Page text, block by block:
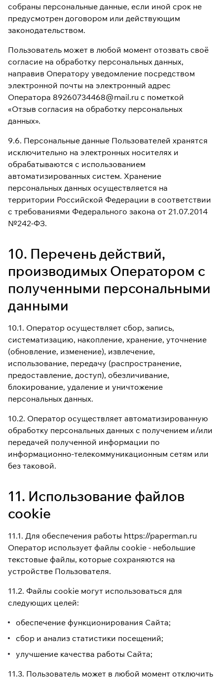
собраны персональные данные, если иной срок не
предусмотрен договором или действующим
законодательством.
Пользователь может в любой момент отозвать своё
согласие на обработку персональных данных,
направив Оператору уведомление посредством
электронной почты на электронный адрес
Оператора 89260734468@mail.ru с пометкой
«Отзыв согласия на обработку персональных
данных».
9.6. Персональные данные Пользователей хранятся
исключительно на электронных носителях и
обрабатываются с использованием
автоматизированных систем. Хранение
персональных данных осуществляется на
территории Российской Федерации в соответствии
с требованиями Федерального закона от 21.07.2014
№242-ФЗ.
10. Перечень действий,
производимых Оператором с
полученными персональными
данными
10.1. Оператор осуществляет сбор, запись,
систематизацию, накопление, хранение, уточнение
(обновление, изменение), извлечение,
использование, передачу (распространение,
предоставление, доступ), обезличивание,
блокирование, удаление и уничтожение
персональных данных.
10.2. Оператор осуществляет автоматизированную
обработку персональных данных с получением и/или
передачей полученной информации по
информационно-телекоммуникационным сетям или
без таковой.
11. Использование файлов
cookie
11.1. Для обеспечения работы https://paperman.ru
Оператор использует файлы cookie - небольшие
текстовые файлы, которые сохраняются на
устройстве Пользователя.
11.2. Файлы cookie могут использоваться для
следующих целей:
обеспечение функционирования Сайта;
сбор и анализ статистики посещений;
улучшение качества работы Сайта;
11.3. Пользователь может в любой момент отключить